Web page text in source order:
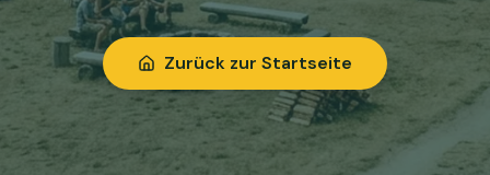
Zurück zur Startseite